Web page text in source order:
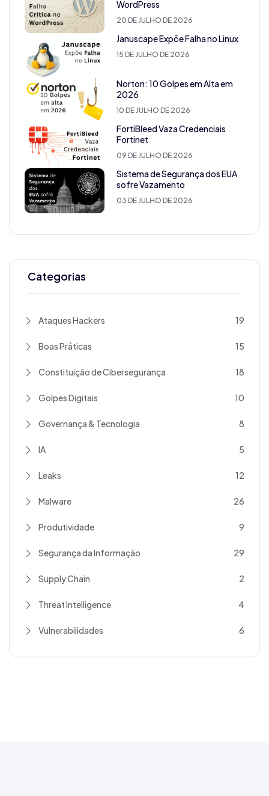
WordPress
20 DE JULHO DE 2026
Januscape Expõe Falha no Linux
15 DE JULHO DE 2026
Norton: 10 Golpes em Alta em
2026
10 DE JULHO DE 2026
FortiBleed Vaza Credenciais
Fortinet
09 DE JULHO DE 2026
Sistema de Segurança dos EUA
sofre Vazamento
03 DE JULHO DE 2026
Categorias
Ataques Hackers 19
Boas Práticas 15
Constituição de Cibersegurança 18
Golpes Digitais 10
Governança & Tecnologia 8
IA 5
Leaks 12
Malware 26
Produtividade 9
Segurança da Informação 29
Supply Chain 2
Threat Intelligence 4
Vulnerabilidades 6